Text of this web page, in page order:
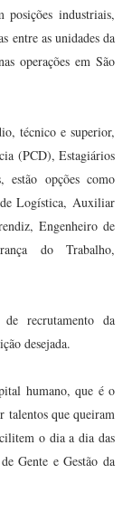
posições industriais,
entre as unidades da
operações em São
técnico e superior,
(PCD), Estagiários
estão opções como
Logística, Auxiliar
Engenheiro de
do Trabalho,
recrutamento da
desejada.
humano, que é o
talentos que queiram
o dia a dia das
Gente e Gestão da